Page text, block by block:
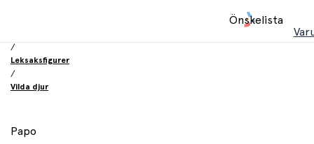
Önskelista
/
Leksaksfigurer
/
Vilda djur
Papo